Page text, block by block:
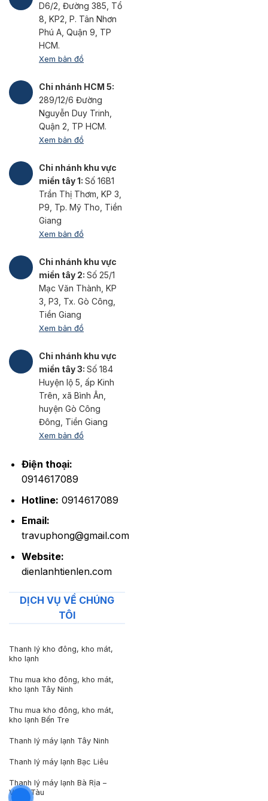
D6/2, Đường 385, Tổ
8, KP2, P. Tân Nhơn
Phú A, Quận 9, TP
HCM.
Xem bản đồ
Chi nhánh HCM 5:
289/12/6 Đường
Nguyễn Duy Trinh,
Quận 2, TP HCM.
Xem bản đồ
Chi nhánh khu vực
miền tây 1: Số 16B1
Trần Thị Thơm, KP 3,
P9, Tp. Mỹ Tho, Tiền
Giang
Xem bản đồ
Chi nhánh khu vực
miền tây 2: Số 25/1
Mạc Văn Thành, KP
3, P3, Tx. Gò Công,
Tiền Giang
Xem bản đồ
Chi nhánh khu vực
miền tây 3: Số 184
Huyện lộ 5, ấp Kinh
Trên, xã Bình Ân,
huyện Gò Công
Đông, Tiền Giang
Xem bản đồ
Điện thoại:
0914617089
Hotline: 0914617089
Email:
travuphong@gmail.com
Website:
dienlanhtienlen.com
DỊCH VỤ VỀ CHÚNG
TÔI
Thanh lý kho đông, kho mát,
kho lạnh
Thu mua kho đông, kho mát,
kho lạnh Tây Ninh
Thu mua kho đông, kho mát,
kho lạnh Bến Tre
Thanh lý máy lạnh Tây Ninh
Thanh lý máy lạnh Bạc Liêu
Thanh lý máy lạnh Bà Rịa –
Vũng Tàu